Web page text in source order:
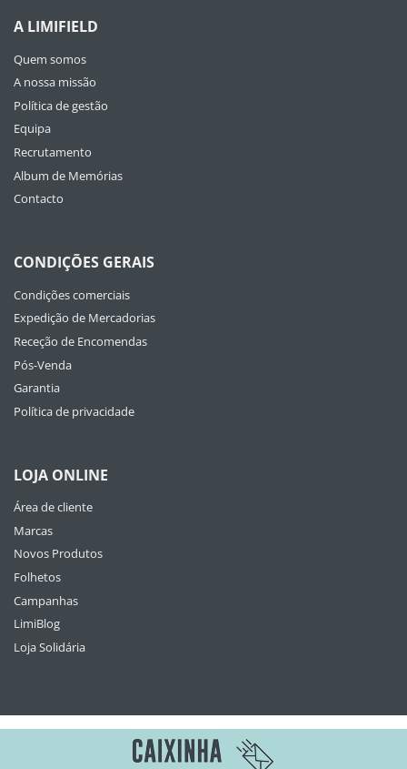
A LIMIFIELD
Quem somos
A nossa missão
Política de gestão
Equipa
Recrutamento
Album de Memórias
Contacto
CONDIÇÕES GERAIS
Condições comerciais
Expedição de Mercadorias
Receção de Encomendas
Pós-Venda
Garantia
Política de privacidade
LOJA ONLINE
Área de cliente
Marcas
Novos Produtos
Folhetos
Campanhas
LimiBlog
Loja Solidária